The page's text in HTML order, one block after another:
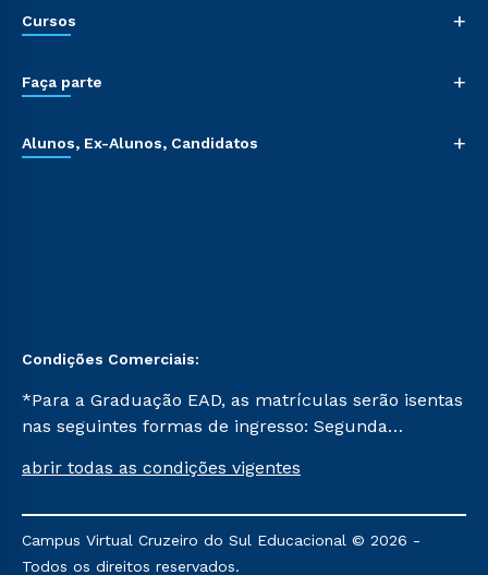
Cursos +
Faça parte +
Alunos, Ex-Alunos, Candidatos +
Condições Comerciais:
*Para a Graduação EAD, as matrículas serão isentas
nas seguintes formas de ingresso: Segunda
Já para as demais, a taxa de matrícula será de R$
mencionadas são referentes aos cursos: Ensino
Religioso, Geografia para a Docência e Metodologia
abrir todas as condições vigentes
Campus Virtual Cruzeiro do Sul Educacional © 2026 -
Todos os direitos reservados.